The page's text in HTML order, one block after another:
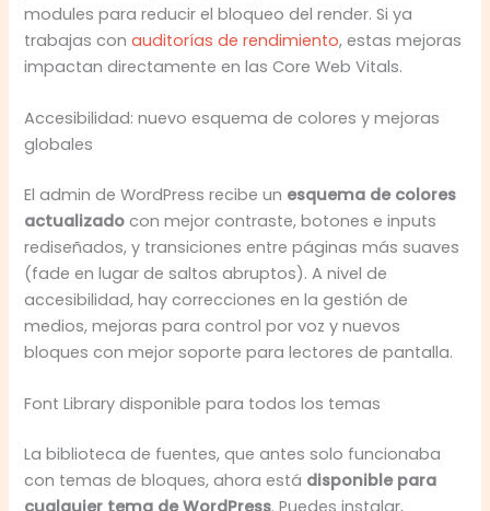
modules para reducir el bloqueo del render. Si ya
trabajas conauditorías de rendimiento, estas mejoras
impactan directamente en las Core Web Vitals.
Accesibilidad: nuevo esquema de colores y mejoras
globales
El admin de WordPress recibe un esquema de colores
actualizado con mejor contraste, botones e inputs
rediseñados, y transiciones entre páginas más suaves
(fade en lugar de saltos abruptos). A nivel de
accesibilidad, hay correcciones en la gestión de
medios, mejoras para control por voz y nuevos
bloques con mejor soporte para lectores de pantalla.
Font Library disponible para todos los temas
La biblioteca de fuentes, que antes solo funcionaba
con temas de bloques, ahora está disponible para